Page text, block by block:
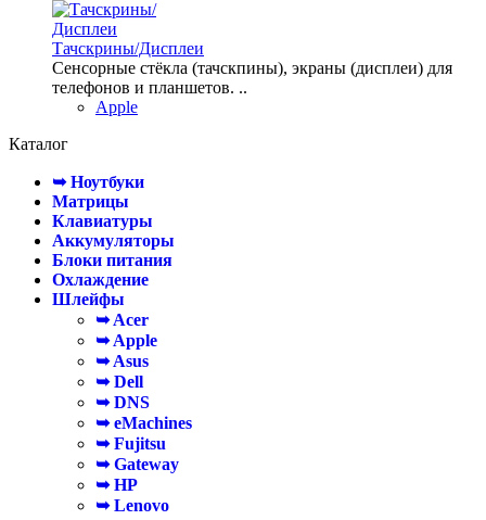
Тачскрины/Дисплеи
Сенсорные стёкла (тачскпины), экраны (дисплеи) для
телефонов и планшетов. ..
Apple
Каталог
➥ Ноутбуки
Матрицы
Клавиатуры
Аккумуляторы
Блоки питания
Охлаждение
Шлейфы
➥ Acer
➥ Apple
➥ Asus
➥ Dell
➥ DNS
➥ eMachines
➥ Fujitsu
➥ Gateway
➥ HP
➥ Lenovo